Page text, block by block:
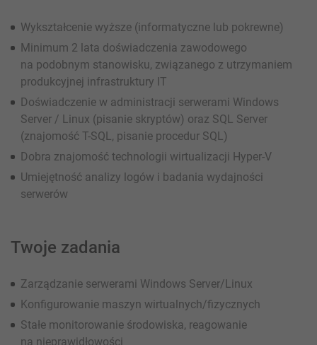
Wykształcenie wyższe (informatyczne lub pokrewne)
Minimum 2 lata doświadczenia zawodowego
na podobnym stanowisku, związanego z utrzymaniem
produkcyjnej infrastruktury IT
Doświadczenie w administracji serwerami Windows
Server / Linux (pisanie skryptów) oraz SQL Server
(znajomość T-SQL, pisanie procedur SQL)
Dobra znajomość technologii wirtualizacji Hyper-V
Umiejętność analizy logów i badania wydajności
serwerów
Twoje zadania
Zarządzanie serwerami Windows Server/Linux
Konfigurowanie maszyn wirtualnych/fizycznych
Stałe monitorowanie środowiska, reagowanie
na nieprawidłowości